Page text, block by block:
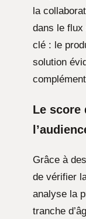
la
dans le flux
clé : le
solution
Le score
Grâce à
de vérifier
analyse la
tranche